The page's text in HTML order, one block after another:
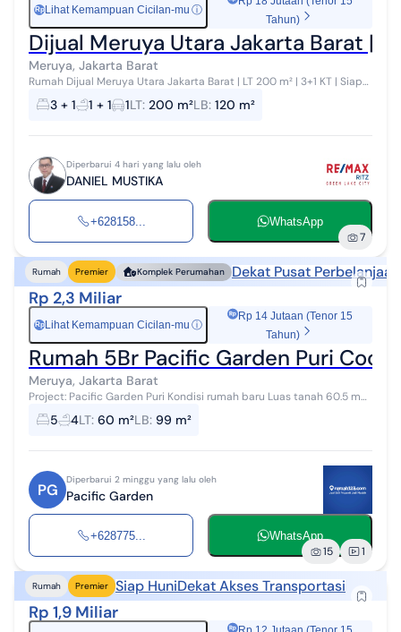
Rp Lihat Kemampuan Cicilan-mu ⓘ
Tahun)
Dijual Meruya Utara Jakarta Barat |
Meruya, Jakarta Barat
Rumah Dijual Meruya Utara Jakarta Barat | LT 200 m² | 3+1 KT | Siap
3 + 1 1 + 1 1LT: 200 m²LB: 120 m²
Diperbarui 4 hari yang lalu oleh
DANIEL MUSTIKA
+628158... WhatsApp
7
Rumah Premier Komplek Perumahan Dekat Pusat Perbelanjaan
Rp 2,3 Miliar
Rp Lihat Kemampuan Cicilan-mu ⓘ
Rp 14 Jutaan (Tenor 15
Tahun)
Rumah 5Br Pacific Garden Puri
Meruya, Jakarta Barat
Project: Pacific Garden Puri Kondisi rumah baru Luas tanah 60.5 m2
Luas bangunan 99 m2 5 kamar tidur, 4 kamar mandi Rumah mewah
ini berada di are...
5 4LT: 60 m²LB: 99 m²
PG
Diperbarui 2 minggu yang lalu oleh
Pacific Garden
+628775... WhatsApp
15 1
Rumah Premier Siap HuniDekat Akses Transportasi
Rp 1,9 Miliar